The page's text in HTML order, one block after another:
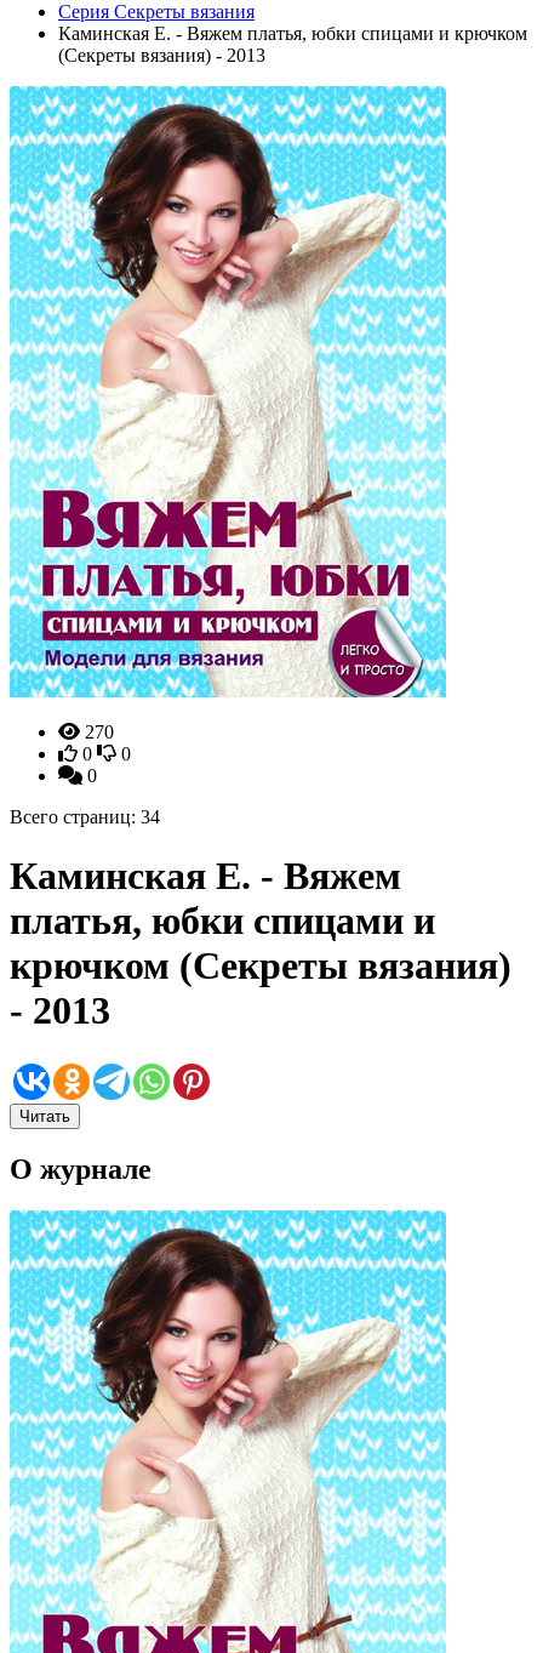
Серия Секреты вязания
Каминская Е. - Вяжем платья, юбки спицами и крючком
(Секреты вязания) - 2013
270
0
0
0
Всего страниц: 34
Каминская Е. - Вяжем
платья, юбки спицами и
крючком (Секреты вязания)
- 2013
Читать
О журнале